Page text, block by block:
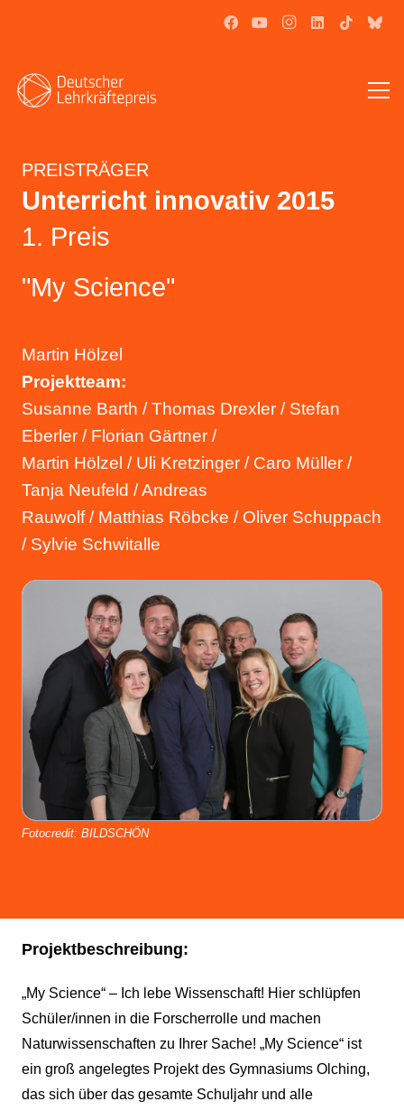
PREISTRÄGER
Unterricht innovativ 2015
1. Preis
"My Science"
Martin Hölzel
Projektteam:
Susanne Barth / Thomas Drexler / Stefan
Eberler / Florian Gärtner /
Martin Hölzel / Uli Kretzinger / Caro Müller /
Tanja Neufeld / Andreas
Rauwolf / Matthias Röbcke / Oliver Schuppach
/ Sylvie Schwitalle
Fotocredit: BILDSCHÖN
Projektbeschreibung:
„My Science“ – Ich lebe Wissenschaft! Hier schlüpfen
Schüler/innen in die Forscherrolle und machen
Naturwissenschaften zu Ihrer Sache! „My Science“ ist
ein groß angelegtes Projekt des Gymnasiums Olching,
das sich über das gesamte Schuljahr und alle